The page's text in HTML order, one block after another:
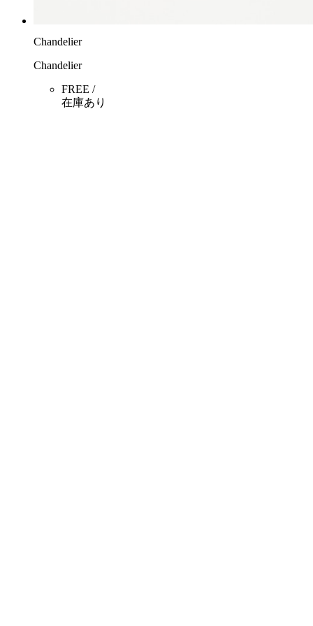
Chandelier
Chandelier
FREE /
在庫あり